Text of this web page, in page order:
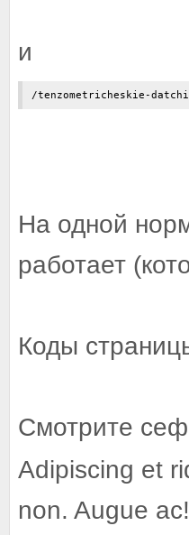
и
/tenzometricheskie-
На одной
работает
Коды
Смотрите сеф
Adipiscing et
non. Augue